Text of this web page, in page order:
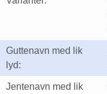
Guttenavn med lik
lyd:
Jentenavn med lik